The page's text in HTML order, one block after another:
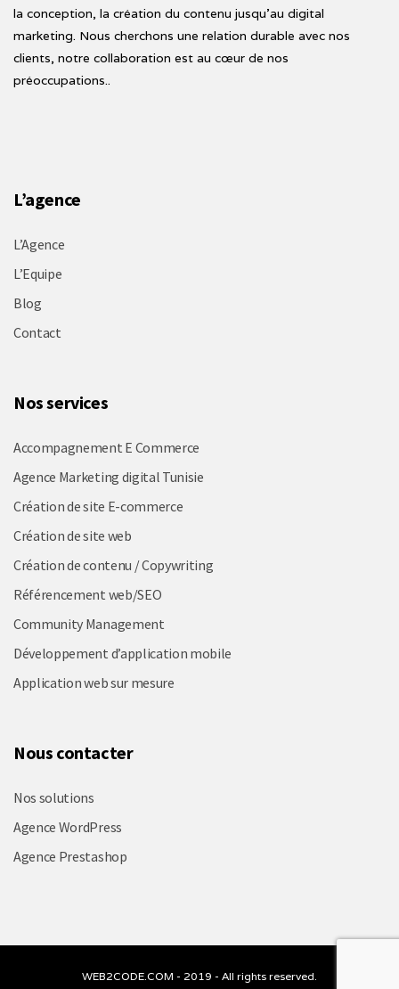
la conception, la création du contenu jusqu'au digital
marketing. Nous cherchons une relation durable avec nos
clients, notre collaboration est au cœur de nos
préoccupations..
L’agence
L’Agence
L’Equipe
Blog
Contact
Nos services
Accompagnement E Commerce
Agence Marketing digital Tunisie
Création de site E-commerce
Création de site web
Création de contenu / Copywriting
Référencement web/SEO
Community Management
Développement d’application mobile
Application web sur mesure
Nous contacter
Nos solutions
Agence WordPress
Agence Prestashop
WEB2CODE.COM - 2019 - All rights reserved.